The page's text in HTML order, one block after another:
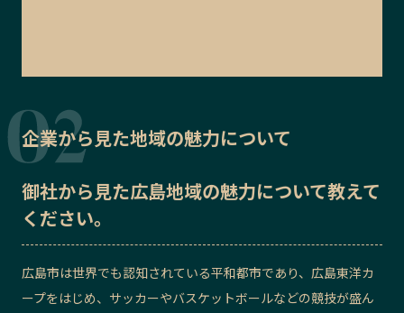
企業から見た地域の魅力について
御社から見た広島地域の魅力について教えて
ください。
広島市は世界でも認知されている平和都市であり、広島東洋カ
ープをはじめ、サッカーやバスケットボールなどの競技が盛ん